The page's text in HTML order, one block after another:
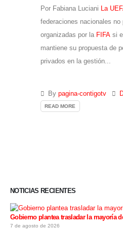
Por Fabiana Luciani La
federaciones nacionales
organizadas por la FIFA si
mantiene su propuesta de
privados en la gestión...
By pagina-contigotv
READ MORE
NOTICIAS RECIENTES
Gobierno plantea trasladar la mayoría
7 de agosto de 2026